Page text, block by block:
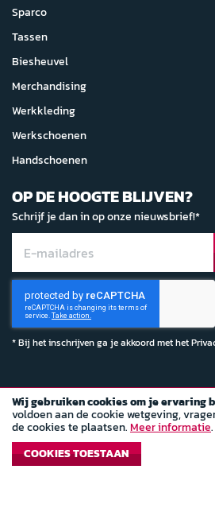
Wij gebruiken cookies om je ervaring
voldoen aan de cookie wetgeving,
de cookies te plaatsen.Meer informatie.
COOKIES TOESTAAN
Sparco
Tassen
Biesheuvel
Merchandising
Werkkleding
Werkschoenen
Handschoenen
OP DE HOOGTE BLIJVEN?
Schrijf je dan in op onze nieuwsbrief!*
* Bij het inschrijven ga je akkoord met het
© Copyright 2022 Biesheuvel Autosport
Algemene voorwaarden
Privacy Statement